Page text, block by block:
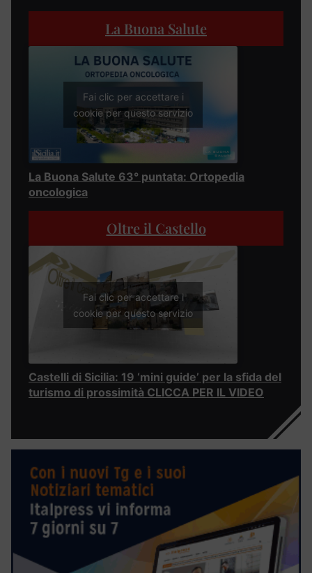
La Buona Salute
Fai clic per accettare i
cookie per questo servizio
La Buona Salute 63° puntata: Ortopedia
oncologica
Oltre il Castello
Fai clic per accettare i
cookie per questo servizio
Castelli di Sicilia: 19 ‘mini guide’ per la sfida del
turismo di prossimità CLICCA PER IL VIDEO